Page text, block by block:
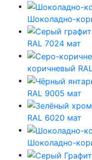
Шоколадно-
RAL 7024 мат
коричневый
RAL 9005 мат
RAL 6020 мат
Шоколадно-